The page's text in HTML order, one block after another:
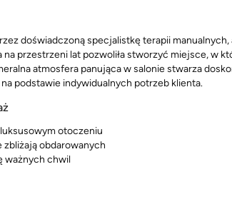
doświadczoną specjalistkę terapii
przestrzeni lat pozwoliła stworzyć miejsce, w
atmosfera panująca w salonie stwarza
podstawie indywidualnych potrzeb klienta.
otoczeniu
obdarowanych
ważnych chwil